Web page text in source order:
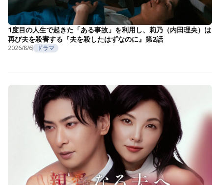
1度目の人生で起きた「ある事故」を利用し、莉乃（内田理央）は
再び夫を殺害する『夫を殺したはずなのに』第2話
2026/8/6 ドラマ